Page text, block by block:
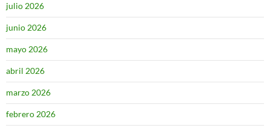
julio 2026
junio 2026
mayo 2026
abril 2026
marzo 2026
febrero 2026